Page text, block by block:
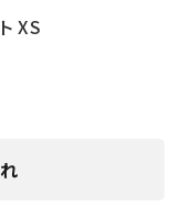
XS